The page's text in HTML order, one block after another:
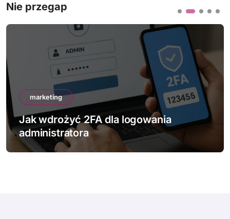
Nie przegap
marketing
Jak wdrożyć 2FA dla logowania
administratora